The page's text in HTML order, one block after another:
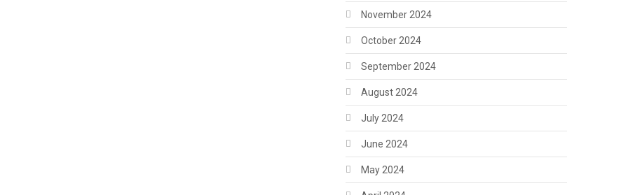
November 2024
October 2024
September 2024
August 2024
July 2024
June 2024
May 2024